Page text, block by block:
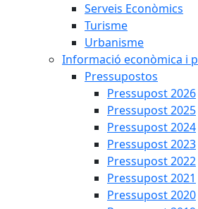
Serveis Econòmics
Turisme
Urbanisme
Informació econòmica i
Pressupostos
Pressupost 2026
Pressupost 2025
Pressupost 2024
Pressupost 2023
Pressupost 2022
Pressupost 2021
Pressupost 2020